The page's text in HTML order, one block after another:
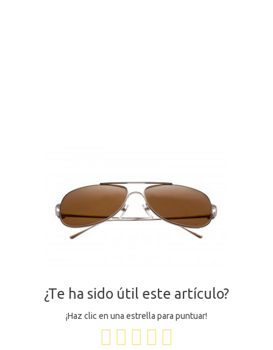
¿Te ha sido útil este artículo?
¡Haz clic en una estrella para puntuar!